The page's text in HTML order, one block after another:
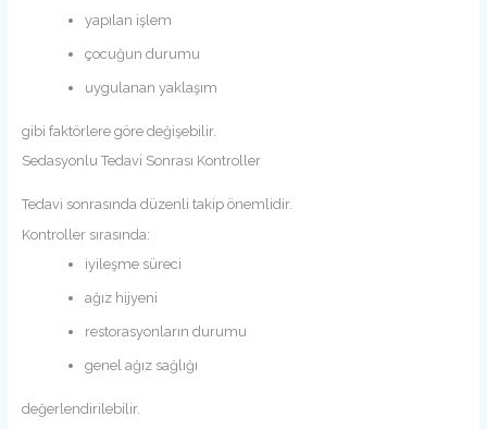
yapılan işlem
çocuğun durumu
uygulanan yaklaşım
gibi faktörlere göre değişebilir.
Sedasyonlu Tedavi Sonrası Kontroller
Tedavi sonrasında düzenli takip önemlidir.
Kontroller sırasında:
iyileşme süreci
ağız hijyeni
restorasyonların durumu
genel ağız sağlığı
değerlendirilebilir.